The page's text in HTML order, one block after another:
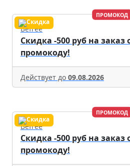
ПРОМОКОД
Befree
Скидка -500 руб на заказ
промокоду!
Действует до 09.08.2026
ПРОМОКОД
Befree
Скидка -500 руб на заказ
промокоду!